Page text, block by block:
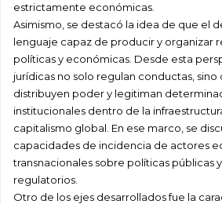
estrictamente económicas.
Asimismo, se destacó la idea de que el
lenguaje capaz de producir y organizar
políticas y económicas. Desde esta
jurídicas no solo regulan conductas,
distribuyen poder y legitiman
institucionales dentro de la
capitalismo global. En ese marco, se
capacidades de incidencia de actores
transnacionales sobre políticas públicas
regulatorios.
Otro de los ejes desarrollados fue la